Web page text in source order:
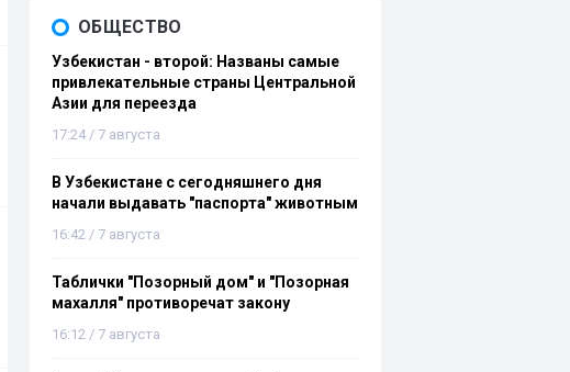
ОБЩЕСТВО
Узбекистан - второй: Названы самые
привлекательные страны Центральной
Азии для переезда
17:24 / 7 августа
В Узбекистане с сегодняшнего дня
начали выдавать "паспорта" животным
16:42 / 7 августа
Таблички "Позорный дом" и "Позорная
махалля" противоречат закону
16:12 / 7 августа